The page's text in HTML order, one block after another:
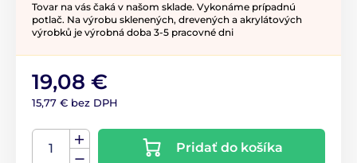
Tovar na vás čaká v našom sklade. Vykonáme prípadnú
potlač. Na výrobu sklenených, drevených a akrylátových
výrobků je výrobná doba 3-5 pracovné dni
19,08 €
15,77 € bez DPH
Pridať do košíka